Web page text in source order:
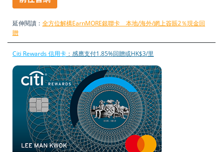
延伸閱讀： 全方位解構EarnMORE銀聯卡 本地/海外/網上簽賬2％現金回
贈
Citi Rewards 信用卡 ：感應支付1.85%回贈或HK$3/里